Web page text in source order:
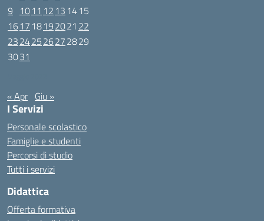
9 1011 12 13 1415
1617 18192021 22
23242526272829
3031
« Apr Giu »
I Servizi
Personale scolastico
Famiglie e studenti
Percorsi di studio
Tutti i servizi
Didattica
Offerta formativa